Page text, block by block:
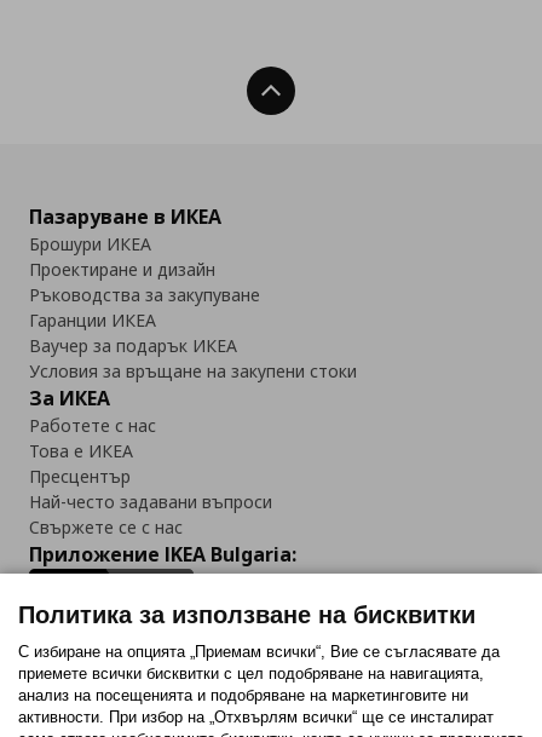
Нагоре
Пазаруване в ИКЕА
Брошури ИКЕА
Проектиране и дизайн
Ръководства за закупуване
Гаранции ИКЕА
Ваучер за подарък ИКЕА
Условия за връщане на закупени стоки
За ИКЕА
Работете с нас
Това е ИКЕА
Пресцентър
Най-често задавани въпроси
Свържете се с нас
Приложение IKEA Bulgaria:
Последвайте ни:
FacebookTwitterYoutubePinterestInstagram
Политика за използване на бисквитки
С избиране на опцията „Приемам всички“, Вие се съгласявате да
приемете всички бисквитки с цел подобряване на навигацията,
анализ на посещенията и подобряване на маркетинговите ни
активности. При избор на „Отхвърлям всички“ ще се инсталират